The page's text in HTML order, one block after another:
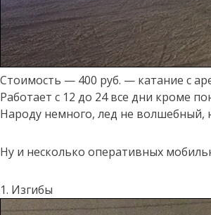
Стоимость — 400 руб. — катание с
Работает с 12 до 24 все дни кроме
Народу немного, лед не волшебный,
Ну и несколько оперативных
1. Изгибы